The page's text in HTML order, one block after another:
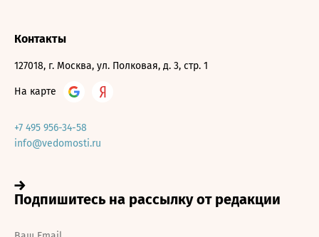
Контакты
127018, г. Москва, ул. Полковая, д. 3, стр. 1
На карте
+7 495 956-34-58
info@vedomosti.ru